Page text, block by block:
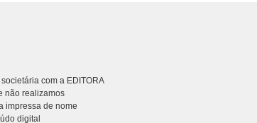
com a EDITORA
não realizamos
impressa de nome
digital